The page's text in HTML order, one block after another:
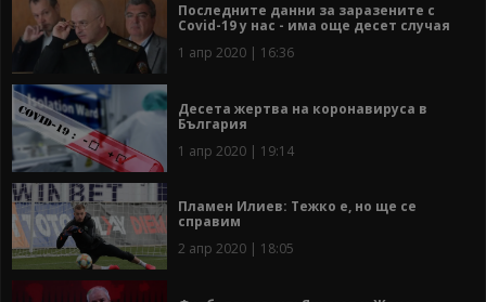
Последните данни за заразените с
Covid-19 у нас - има още десет случая
1 апр 2020 | 16:36
Десета жертва на коронавируса в
България
1 апр 2020 | 19:14
Пламен Илиев: Тежко е, но ще се
справим
2 апр 2020 | 18:05